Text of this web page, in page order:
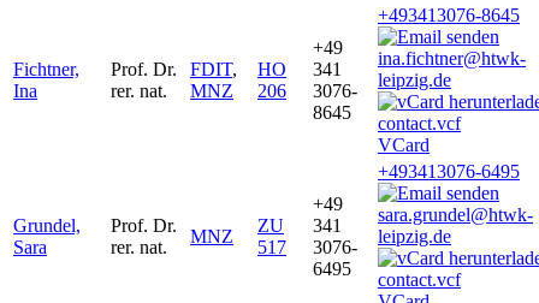
Fichtner,
Ina
Prof. Dr.
rer. nat.
FDIT,
MNZ
HO
206
+49
341
3076-
8645
+493413076-8645
ina.fichtner@htwk-
leipzig.de
VCard
Grundel,
Sara
Prof. Dr.
rer. nat.
MNZ
ZU
517
+49
341
3076-
6495
+493413076-6495
sara.grundel@htwk-
leipzig.de